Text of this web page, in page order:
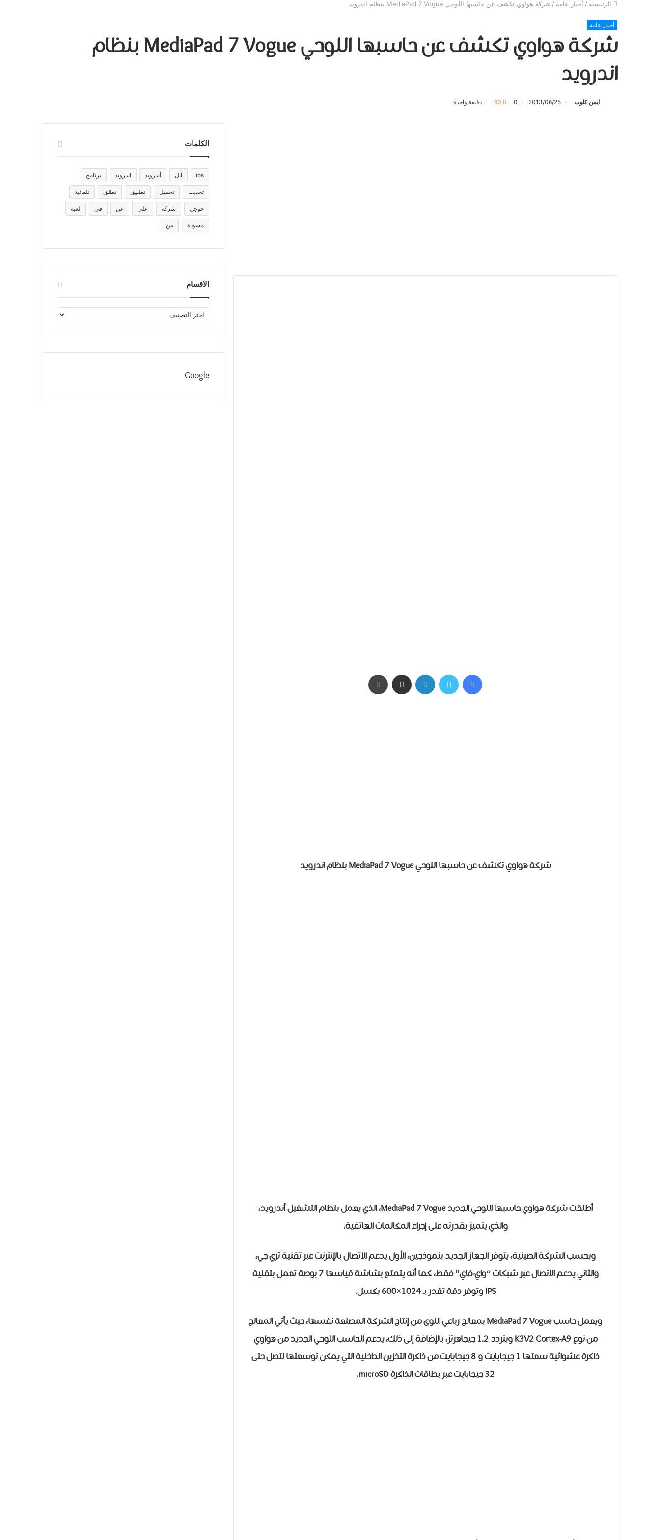
الرئيسية / أخبار عامة / شركة هواوي تكشف عن حاسبها اللوحي MediaPad 7 Vogue بنظام اندرويد
أخبار عامة
شركة هواوي تكشف عن حاسبها اللوحي MediaPad 7 Vogue بنظام
اندرويد
ايمن كلوب 2013/06/25
0
60 دقيقة واحدة
فيسبوك تويتر لينكدإن مشاركة عبر البريد
شركة هواوي تكشف عن حاسبها اللوحي MediaPad 7 Vogue بنظام اندرويد
أطلقت شركة هواوي حاسبها اللوحي الجديد MediaPad 7 Vogue، الذي يعمل بنظام التشغيل أندرويد،
والذي يتميز بقدرته على إجراء المكالمات الهاتفية.
وبحسب الشركة الصينية، يتوفر الجهاز الجديد بنموذجين، الأول يدعم الاتصال بالإنترنت عبر تقنية ثري جي،
والثاني يدعم الاتصال عبر شبكات “واي-فاي” فقط، كما أنه يتمتع بشاشة قياسها 7 بوصة تعمل بتقنية
IPS وتوفر دقة تقدر بـ 1024×600 بكسل.
ويعمل حاسب MediaPad 7 Vogue بمعالج رباعي النوى من إنتاج الشركة المصنعة نفسها، حيث يأتي المعالج
من نوع K3V2 Cortex-A9 وبتردد 1.2 جيجاهرتز، بالإضافة إلى ذلك، يدعم الحاسب اللوحي الجديد من هواوي
ذاكرة عشوائية سعتها 1 جيجابايت و 8 جيجابايت من ذاكرة التخزين الداخلية التي يمكن توسعتها لتصل حتى
32 جيجابايت عبر بطاقات الذاكرة microSD.
الكلمات
ios آبل أندرويد اندرويد برنامج
تحديث تحميل تطبيق تطلق تلقائية
جوجل شركة على عن في لعبة
مسودة من
الاقسام
الاقسام
Google